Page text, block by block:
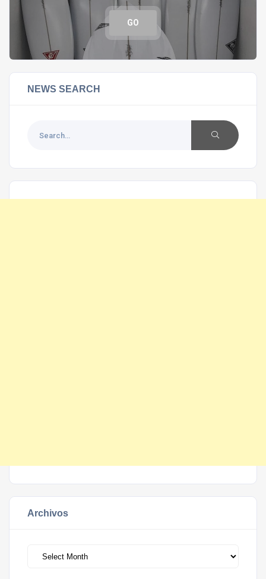
GO
NEWS SEARCH
Archivos